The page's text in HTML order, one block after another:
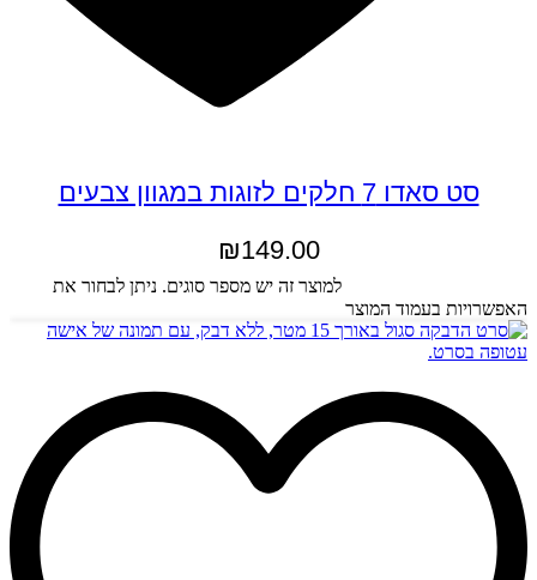
סט סאדו 7 חלקים לזוגות במגוון צבעים
₪149.00
למוצר זה יש מספר סוגים. ניתן לבחור את
האפשרויות בעמוד המוצר